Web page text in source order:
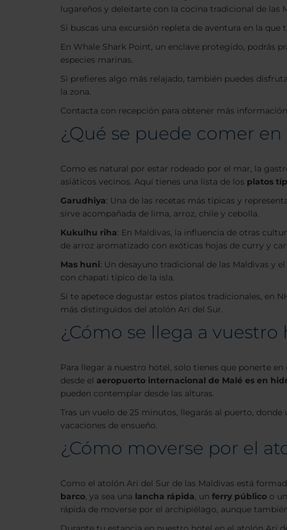
lugareños y deleitarte con la cocina tradicional de las
Si buscas una excursión repleta de aventura en la
En Whale Shark Point, un enclave protegido, podrás
especies marinas.
Si prefieres algo más relajado, también puedes
la zona.
Contacta con recepción para obtener más
¿Qué se puede comer
Como es natural por estar rodeado por el mar, la
asiáticos vecinos. Aquí tienes una lista de los platos
Garudhiya: Una de las recetas más típicas y
sirve acompañada de lima, arroz, chile y cebolla.
Kukulhu riha: En Maldivas, la influencia de otras
de arroz aromatizado con exóticas hojas de curry y
Mas huni: Un desayuno tradicional de las Maldivas y
con chapati típico de la isla.
Si te apetece degustar estos platos tradicionales, en
más distinguidos del atolón Ari del Sur.
¿Cómo se llega a
Para llegar a nuestro hotel, solo tienes que ponerte
desde el aeropuerto internacional de Malé es en
pueden contemplar desde las alturas.
Tras un vuelo de 25 minutos, llegarás al puerto,
vacaciones de ensueño.
¿Cómo moverse por el
Como el atolón Ari del Sur de las Maldivas está
barco, ya sea una lancha rápida, un ferry público o
rápida de moverse por el archipiélago, aunque